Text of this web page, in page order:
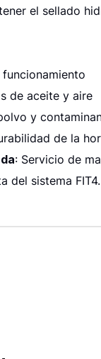
el sellado
de aceite y aire
y
de la
: Servicio de
del sistema FIT4.